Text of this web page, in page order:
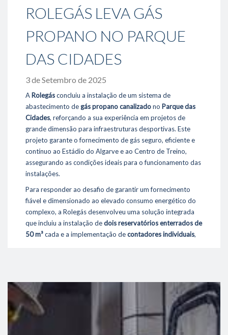
- Oportunidades / Ofertas disponíveis
Sustentabilidade
- Ambiente
- Fornecedores
Projetos de referência
- Notícias
- Fotos & Videos
Contactos
289 860 300
contacto@rolear.pt
ROLEGÁS LEVA GÁS
PROPANO NO PARQUE
DAS CIDADES
3 de Setembro de 2025
A Rolegásconcluiu a instalação de um sistema de
abastecimento degás propano canalizadono Parque das
Cidades, reforçando a sua experiência em projetos de
grande dimensão para infraestruturas desportivas. Este
projeto garante o fornecimento de gás seguro, eficiente e
contínuo ao Estádio do Algarve e ao Centro de Treino,
assegurando as condições ideais para o funcionamento das
instalações.
Para responder ao desafio de garantir um fornecimento
fiável e dimensionado ao elevado consumo energético do
complexo, a Rolegás desenvolveu uma solução integrada
que incluiu a instalação dedois reservatórios enterrados de
50 m³cada e a implementação decontadores individuais,
capacidade necessária para um uso intensivo, como
também uma maior integração no espaço, sem
comprometer a estética do recinto. Adicionalmente, os
sistemas de contagem permitemmaior controlo ,
na operação diária.
link